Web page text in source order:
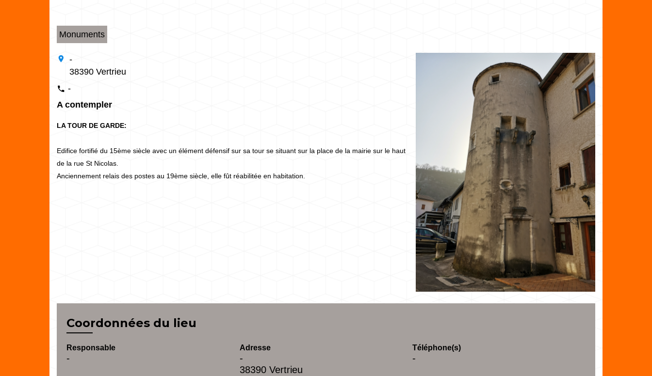
Monuments
location_on
-
38390 Vertrieu
phone -
A contempler
LA TOUR DE GARDE:
Edifice fortifié du 15ème siècle avec un élément défensif sur sa tour se situant sur la place de la mairie sur le haut
de la rue St Nicolas.
Anciennement relais des postes au 19ème siècle, elle fût réabilitée en habitation.
Coordonnées du lieu
Responsable
-
Adresse
-
38390 Vertrieu
Téléphone(s)
-